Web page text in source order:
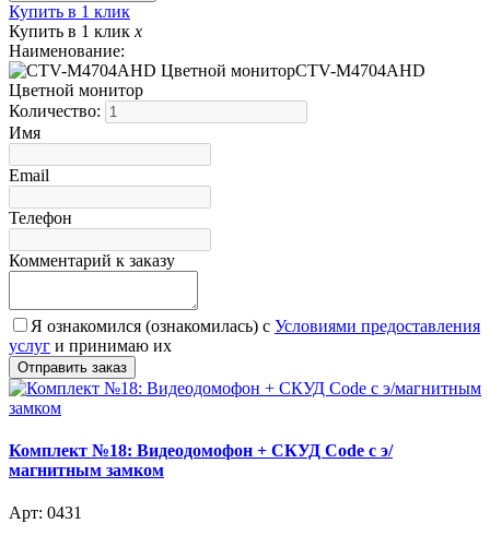
Купить в 1 клик
Купить в 1 клик x
Наименование:
CTV-M4704AHD
Цветной монитор
Количество:
Имя
Email
Телефон
Комментарий к заказу
Я ознакомился (ознакомилась) с Условиями предоставления
услуг и принимаю их
Комплект №18: Видеодомофон + СКУД Code с э/
магнитным замком
Арт: 0431